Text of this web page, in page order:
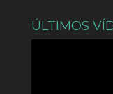
ÚLTIMOS